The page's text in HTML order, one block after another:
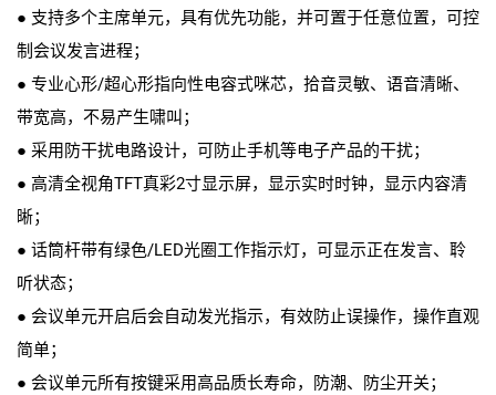
● 支持多个主席单元，具有优先功能，并可置于任意位置，可控
制会议发言进程；
● 专业心形/超心形指向性电容式咪芯，拾音灵敏、语音清晰、
带宽高，不易产生啸叫；
● 采用防干扰电路设计，可防止手机等电子产品的干扰；
● 高清全视角TFT真彩2寸显示屏，显示实时时钟，显示内容清
晰；
● 话筒杆带有绿色/LED光圈工作指示灯，可显示正在发言、聆
听状态；
● 会议单元开启后会自动发光指示，有效防止误操作，操作直观
简单；
● 会议单元所有按键采用高品质长寿命，防潮、防尘开关；